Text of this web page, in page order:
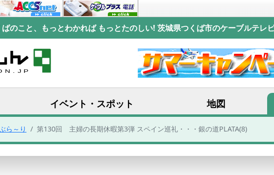
のこと、もっとわかれば もっとたのしい! 茨城県つくば市のケーブルテレ
イベント・スポット 地図
ら～り 第130回 主婦の長期休暇第3弾 スペイン巡礼・・・銀の道PLATA(8)